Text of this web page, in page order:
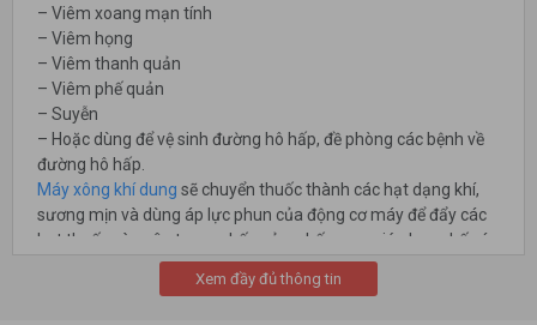
– Viêm xoang mạn tính
– Viêm họng
– Viêm thanh quản
– Viêm phế quản
– Suyễn
– Hoặc dùng để vệ sinh đường hô hấp, đề phòng các bệnh về
đường hô hấp.
Máy xông khí dung sẽ chuyển thuốc thành các hạt dạng khí,
sương mịn và dùng áp lực phun của động cơ máy để đẩy các
hạt thuốc vào sâu trong phế quản, phế nang, giúp hạn chế các
tác dụng phụ do thuốc uống trực tiếp gây nên như rối loạn
tiêu hoá, ảnh hưởng dạ dày… Nhờ máy xông khí dung mà
Xem đầy đủ thông tin